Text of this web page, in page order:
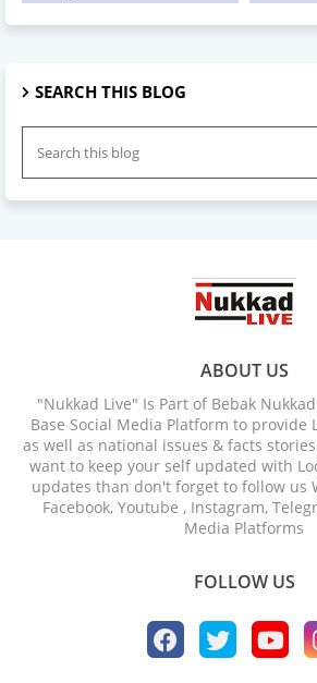
SEARCH THIS BLOG
ABOUT US
"Nukkad Live" Is Part of Bebak
Base Social Media Platform to provide
as well as national issues & facts
want to keep your self updated with
updates than don't forget to follow us
Facebook, Youtube , Instagram,
Media Platforms
FOLLOW US